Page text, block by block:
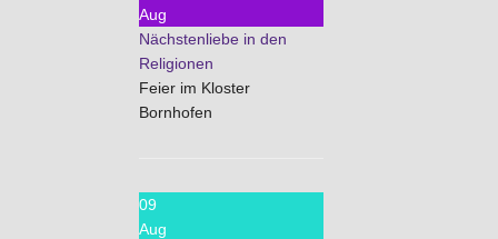
Aug
Nächstenliebe in den
Religionen
Feier im Kloster
Bornhofen
09
Aug